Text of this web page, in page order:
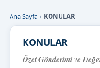
Ana Sayfa KONULAR
KONULAR
Özet Gönderimi ve